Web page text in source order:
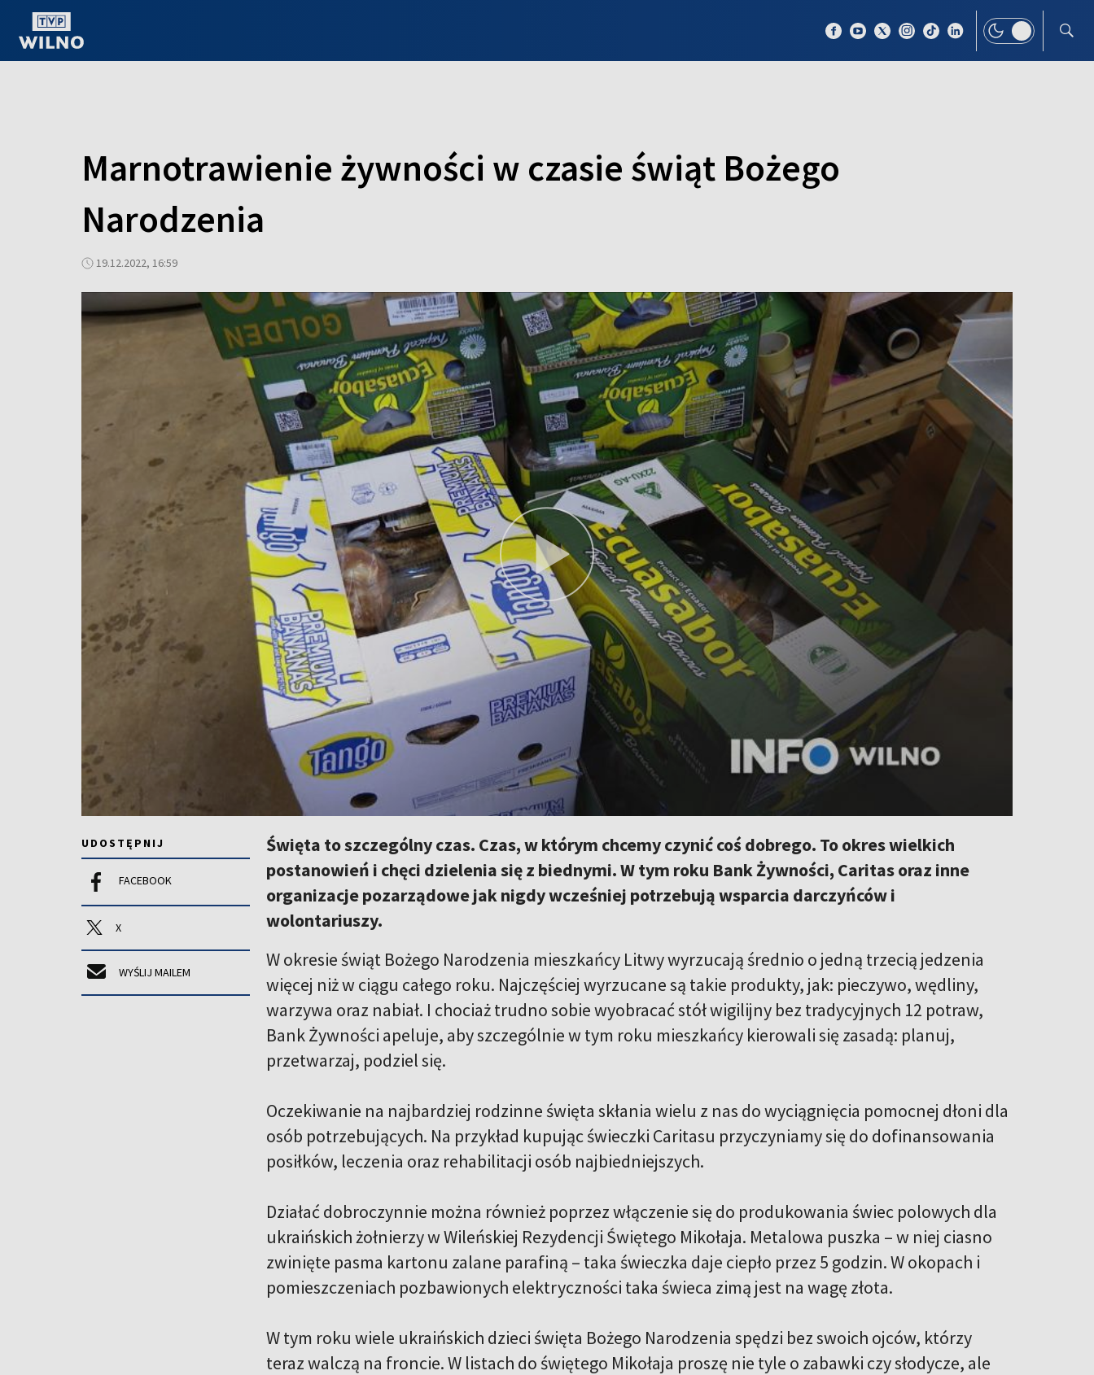
Marnotrawienie żywności w czasie świąt Bożego
Narodzenia
19.12.2022, 16:59
UDOSTĘPNIJ
FACEBOOK
X
WYŚLIJ MAILEM
Święta to szczególny czas. Czas, w którym chcemy czynić coś dobrego. To okres wielkich
postanowień i chęci dzielenia się z biednymi. W tym roku Bank Żywności, Caritas oraz inne
organizacje pozarządowe jak nigdy wcześniej potrzebują wsparcia darczyńców i
wolontariuszy.
W okresie świąt Bożego Narodzenia mieszkańcy Litwy wyrzucają średnio o jedną trzecią jedzenia
więcej niż w ciągu całego roku. Najczęściej wyrzucane są takie produkty, jak: pieczywo, wędliny,
warzywa oraz nabiał. I chociaż trudno sobie wyobracać stół wigilijny bez tradycyjnych 12 potraw,
Bank Żywności apeluje, aby szczególnie w tym roku mieszkańcy kierowali się zasadą: planuj,
przetwarzaj, podziel się.
Oczekiwanie na najbardziej rodzinne święta skłania wielu z nas do wyciągnięcia pomocnej dłoni dla
osób potrzebujących. Na przykład kupując świeczki Caritasu przyczyniamy się do dofinansowania
posiłków, leczenia oraz rehabilitacji osób najbiedniejszych.
Działać dobroczynnie można również poprzez włączenie się do produkowania świec polowych dla
ukraińskich żołnierzy w Wileńskiej Rezydencji Świętego Mikołaja. Metalowa puszka – w niej ciasno
zwinięte pasma kartonu zalane parafiną – taka świeczka daje ciepło przez 5 godzin. W okopach i
pomieszczeniach pozbawionych elektryczności taka świeca zimą jest na wagę złota.
W tym roku wiele ukraińskich dzieci święta Bożego Narodzenia spędzi bez swoich ojców, którzy
teraz walczą na froncie. W listach do świętego Mikołaja proszę nie tyle o zabawki czy słodycze, ale